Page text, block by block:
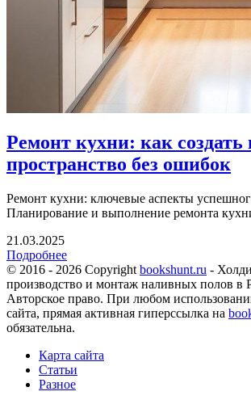
Ремонт кухни: как создать
пространство без ошибок
Ремонт кухни: ключевые аспекты
Планирование и выполнение ремонта
21.03.2025
Подробнее
© 2016 - 2026 Copyright bookshunt.ru -
производство и монтаж наливных полов в
Авторское право. При любом
сайта, прямая активная гиперссылка на
обязательна.
Карта сайта
Статьи
Разное